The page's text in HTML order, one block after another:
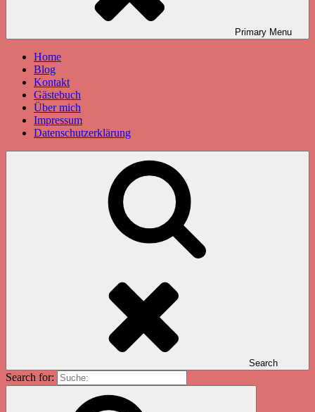
Primary Menu
Home
Blog
Kontakt
Gästebuch
Über mich
Impressum
Datenschutzerklärung
Search
Search for: